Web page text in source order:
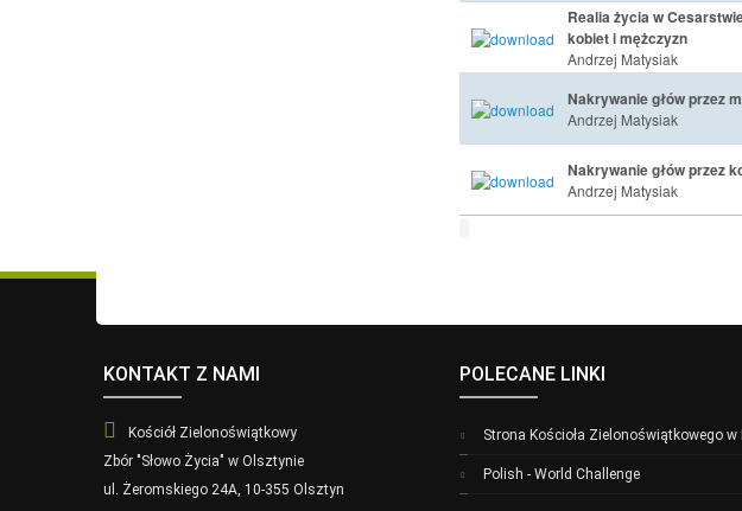
Realia życia w
kobiet i mężczyzn
Andrzej Matysiak
Nakrywanie głów przez
Andrzej Matysiak
Nakrywanie głów przez
Andrzej Matysiak
KONTAKT Z NAMI
Kościół Zielonoświątkowy
Zbór "Słowo Życia" w Olsztynie
ul. Żeromskiego 24A, 10-355 Olsztyn
POLECANE LINKI
Strona Kościoła Zielonoświątkowego w
Polish - World Challenge